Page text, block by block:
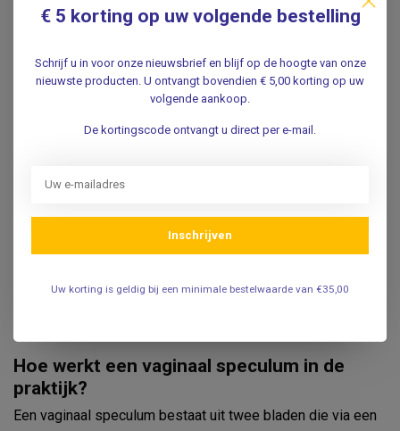
Wat is een speculum en waarvoor wordt
speculumis een medisch instrument dat wordt
vaginaal speculum
onderzoeken zoals uitstrijkjes, IUD-plaatsingen of
Cusco speculum in meerdere maten, het
Grave
Hoe werkt een vaginaal speculum in de
praktijk?
Een vaginaal speculum bestaat uit twee bladen die via een
€ 5 korting op uw volgende bestelling
Schrijf u in voor onze nieuwsbrief en blijf op de hoogte van onze
nieuwste producten. U ontvangt bovendien € 5,00 korting op uw
volgende aankoop.
De kortingscode ontvangt u direct per e-mail.
Inschrijven
Uw korting is geldig bij een minimale bestelwaarde van €35,00